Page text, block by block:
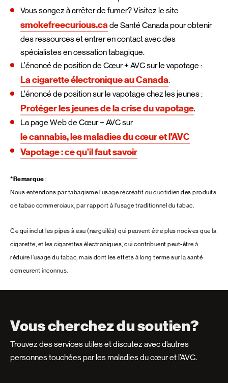
Vous songez à arrêter de fumer? Visitez le site
smokefreecurious.cade Santé Canada pour obtenir
des ressources et entrer en contact avec des
spécialistes en cessation tabagique.
L’énoncé de position de Cœur + AVC sur le vapotage :
La cigarette électronique au Canada.
L’énoncé de position sur le vapotage chez les jeunes :
Protéger les jeunes de la crise du vapotage.
La page Web de Cœur + AVC sur
le cannabis, les maladies du cœur et l’AVC
Vapotage : ce qu’il faut savoir
*Remarque :
Nous entendons par tabagisme l’usage récréatif ou quotidien des produits
de tabac commerciaux, par rapport à l’usage traditionnel du tabac.
Ce qui inclut les pipes à eau (narguilés) qui peuvent être plus nocives que la
cigarette, et les cigarettes électroniques, qui contribuent peut-être à
réduire l’usage du tabac, mais dont les effets à long terme sur la santé
demeurent inconnus.
Vous cherchez du soutien?
Trouvez des services utiles et discutez avec d’autres
personnes touchées par les maladies du cœur et l’AVC.